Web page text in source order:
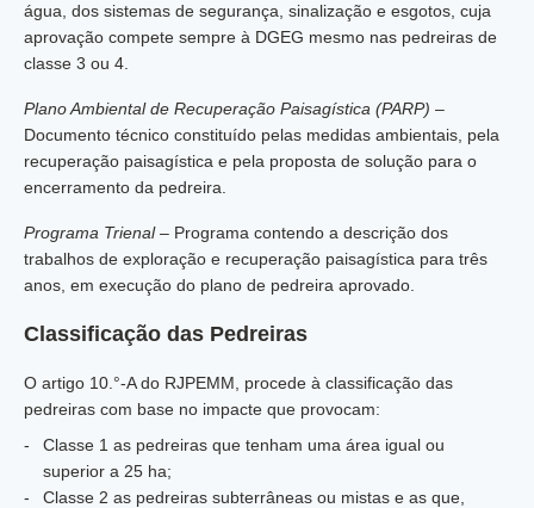
água, dos sistemas de segurança, sinalização e esgotos, cuja
aprovação compete sempre à DGEG mesmo nas pedreiras de
classe 3 ou 4.
Plano Ambiental de Recuperação Paisagística (PARP) –
Documento técnico constituído pelas medidas ambientais, pela
recuperação paisagística e pela proposta de solução para o
encerramento da pedreira.
Programa Trienal– Programa contendo a descrição dos
trabalhos de exploração e recuperação paisagística para três
anos, em execução do plano de pedreira aprovado.
Classificação das Pedreiras
O artigo 10.°-A do RJPEMM, procede à classificação das
pedreiras com base no impacte que provocam:
Classe 1 as pedreiras que tenham uma área igual ou
superior a 25 ha;
Classe 2 as pedreiras subterrâneas ou mistas e as que,